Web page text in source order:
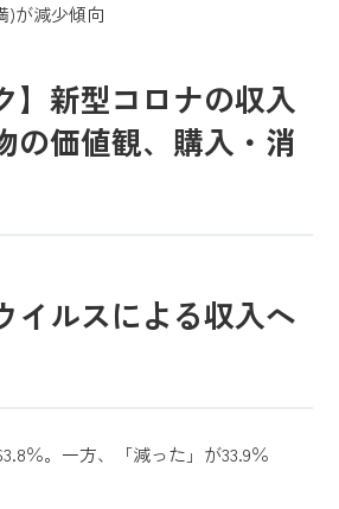
)が減少傾向
】新型コロナの収入
の価値観、購入・消
イルスによる収入へ
％。一方、「減った」が33.9％